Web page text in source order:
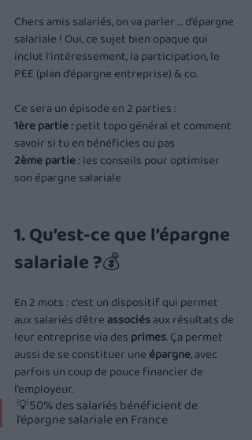
Chers amis salariés, on va parler … d’épargne
salariale ! Oui, ce sujet bien opaque qui
inclut l’intéressement, la participation, le
PEE (plan d’épargne entreprise) & co.
Ce sera un épisode en 2 parties :
1ère partie : petit topo général et comment
savoir si tu en bénéficies ou pas
2ème partie : les conseils pour optimiser
son épargne salariale
1. Qu’est-ce que l’épargne
salariale ?💰
En 2 mots : c’est un dispositif qui permet
aux salariés d’être associés aux résultats de
leur entreprise via des primes. Ça permet
aussi de se constituer une épargne, avec
parfois un coup de pouce financier de
l’employeur.
💡50% des salariés bénéficient de
l’épargne salariale en France